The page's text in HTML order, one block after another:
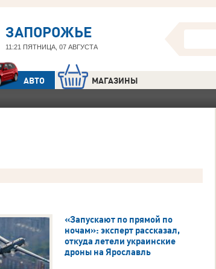
ЗАПОРОЖЬЕ
11:21 ПЯТНИЦА, 07 АВГУСТА
АВТО МАГАЗИНЫ
«Запускают по прямой по
ночам»: эксперт рассказал,
откуда летели украинские
дроны на Ярославль